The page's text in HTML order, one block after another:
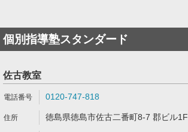
個別指導塾スタンダード
佐古教室
0120-747-818
徳島県徳島市佐古二番町8-7 郡ビル1F